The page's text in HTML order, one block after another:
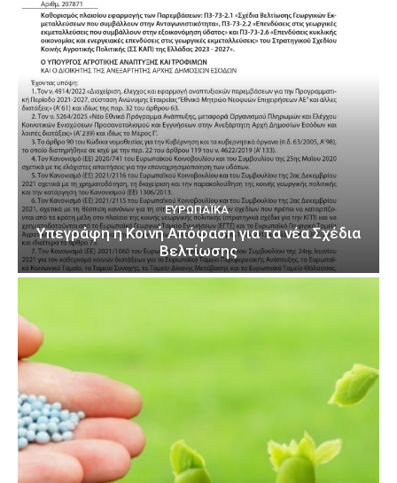
ΕΥΡΩΠΑΪΚΆ
Υπεγράφη η Κοινή Απόφαση για τα νέα Σχέδια
Βελτίωσης